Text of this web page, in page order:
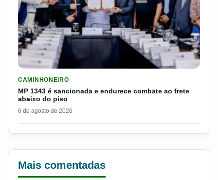
CAMINHONEIRO
MP 1343 é sancionada e endurece combate ao frete
abaixo do piso
6 de agosto de 2026
Mais comentadas